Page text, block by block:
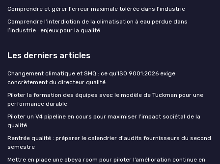
Comprendre et gérer l'erreur maximale tolérée dans l'industrie
Comprendre l’interdiction de la climatisation à eau perdue dans
l’industrie : enjeux pour la qualité
Les derniers articles
Changement climatique et SMQ : ce qu'ISO 9001:2026 exige
concrètement du directeur qualité
Piloter la formation des équipes avec le modèle de Tuckman pour une
performance durable
Piloter un V4 pipeline en cours pour maximiser l’impact sociétal de la
qualité
Rentrée qualité : préparer le calendrier d'audits fournisseurs du second
semestre
Mettre en place une obeya room pour piloter l’amélioration continue en